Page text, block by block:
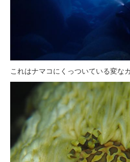
これはナマコにくっついている変な